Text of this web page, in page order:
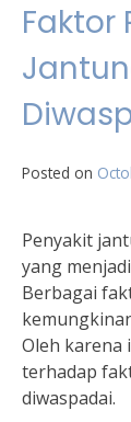
Faktor
Posted on
Penyakit
yang
Berbagai
Oleh karena
terhadap
diwaspadai.